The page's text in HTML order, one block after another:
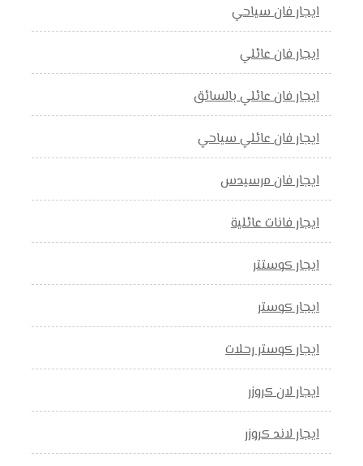
ايجار فان سياحي
ايجار فان عائلي
ايجار فان عائلي بالسائق
ايجار فان عائلي سياحي
ايجار فان مرسيدس
ايجار فانات عائلية
ايجار كوستتر
ايجار كوستر
ايجار كوستر رحلات
ايجار لان كروزر
ايجار لاند كروزر